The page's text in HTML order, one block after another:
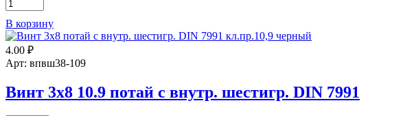
7991
цинк
товара
Винт
20х90
потай
с
шестигр.
DIN
В корзину
4.00 ₽
Арт: впвш38-109
Винт 3х8 10.9 потай с внутр. шестигр. DIN 7991